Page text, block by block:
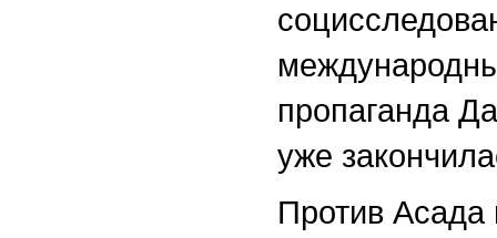
пропаганда
уже
Против